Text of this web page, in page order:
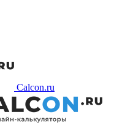
Calcon.ru